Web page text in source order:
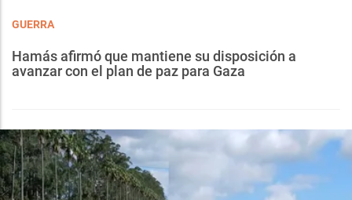
GUERRA
Hamás afirmó que mantiene su disposición a
avanzar con el plan de paz para Gaza